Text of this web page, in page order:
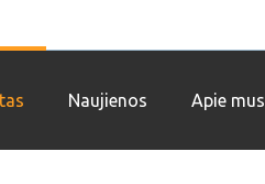
Naujienos Apie mus